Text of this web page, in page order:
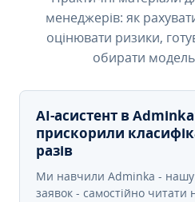
менеджерів: як
оцінювати ризики,
обирати
AI-асистент в
прискорили
разів
Ми навчили Adminka - нашу
заявок - самостійно читати